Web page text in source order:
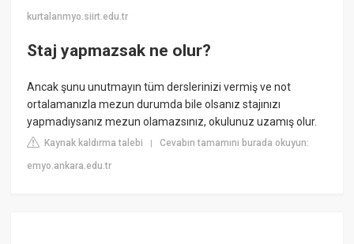
kurtalanmyo.siirt.edu.tr
Staj yapmazsak ne olur?
Ancak şunu unutmayın tüm derslerinizi vermiş ve not
ortalamanızla mezun durumda bile olsanız stajınızı
yapmadıysanız mezun olamazsınız, okulunuz uzamış olur.
Kaynak kaldırma talebi |Cevabın tamamını burada okuyun:
emyo.ankara.edu.tr